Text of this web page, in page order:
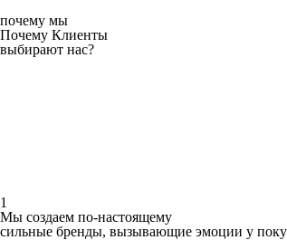
почему мы
Почему Клиенты
выбирают нас?
1
Мы создаем по-настоящему
сильные бренды, вызывающие эмоции у